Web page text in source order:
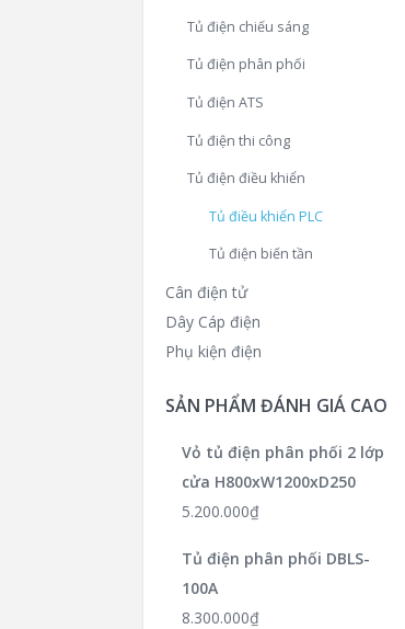
Tủ điện chiếu sáng
Tủ điện phân phối
Tủ điện ATS
Tủ điện thi công
Tủ điện điều khiển
Tủ điều khiển PLC
Tủ điện biến tần
Cân điện tử
Dây Cáp điện
Phụ kiện điện
SẢN PHẨM ĐÁNH GIÁ CAO
Vỏ tủ điện phân phối 2 lớp
cửa H800xW1200xD250
5.200.000₫
Tủ điện phân phối DBLS-
100A
8.300.000₫